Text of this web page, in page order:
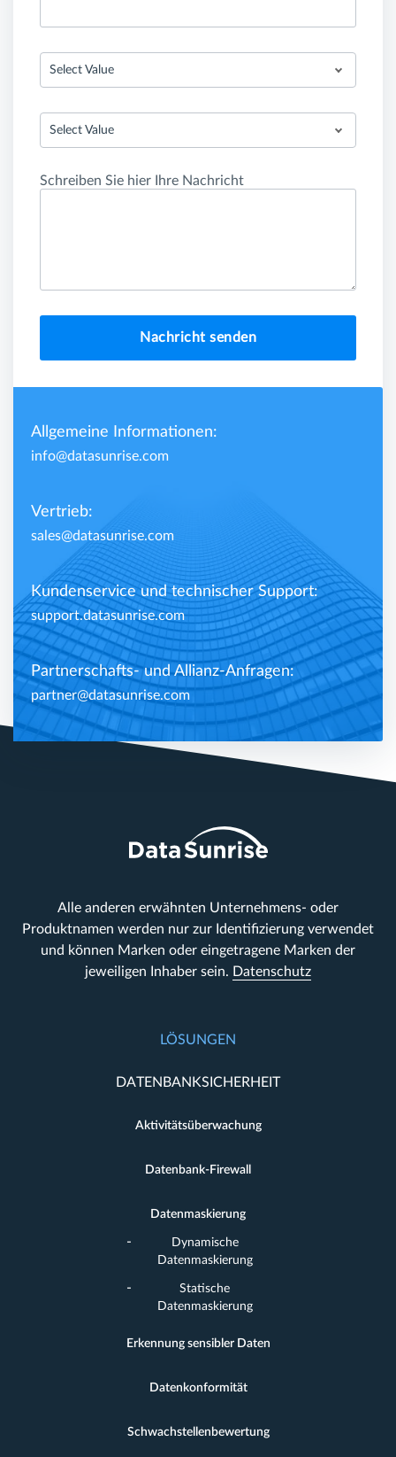
Select Value
Select Value
Schreiben Sie hier Ihre Nachricht
Nachricht senden
Allgemeine Informationen:
info@datasunrise.com
Vertrieb:
sales@datasunrise.com
Kundenservice und technischer Support:
support.datasunrise.com
Partnerschafts- und Allianz-Anfragen:
partner@datasunrise.com
Alle anderen erwähnten Unternehmens- oder
Produktnamen werden nur zur Identifizierung verwendet
und können Marken oder eingetragene Marken der
jeweiligen Inhaber sein. Datenschutz
LÖSUNGEN
DATENBANKSICHERHEIT
Aktivitätsüberwachung
Datenbank-Firewall
Datenmaskierung
Dynamische
Datenmaskierung
Statische
Datenmaskierung
Erkennung sensibler Daten
Datenkonformität
Schwachstellenbewertung